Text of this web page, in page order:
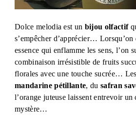
Dolce melodia est un bijou olfactif
s’empêcher d’apprécier… Lorsqu’on
essence qui enflamme les sens, l’on
combinaison irrésistible de fruits
florales avec une touche sucrée…
mandarine pétillante, dusafran
l’orange juteuse laissent entrevoir
mystère…